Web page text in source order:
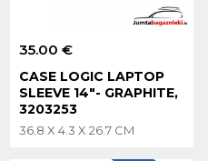
35.00 €
CASE LOGIC LAPTOP
SLEEVE 14"- GRAPHITE,
3203253
36.8 X 4.3 X 26.7 CM